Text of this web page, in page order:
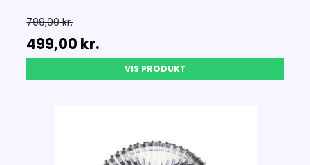
799,00 kr.
499,00 kr.
VIS PRODUKT